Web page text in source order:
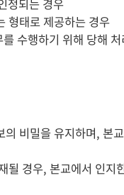
정되는 경우
형태로 제공하는 경우
수행하기 위해 당해
비밀을 유지하며, 본교
경우, 본교에서 인지